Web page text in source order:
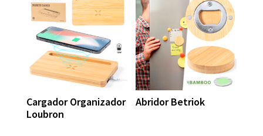
Cargador Organizador
Loubron
Abridor Betriok